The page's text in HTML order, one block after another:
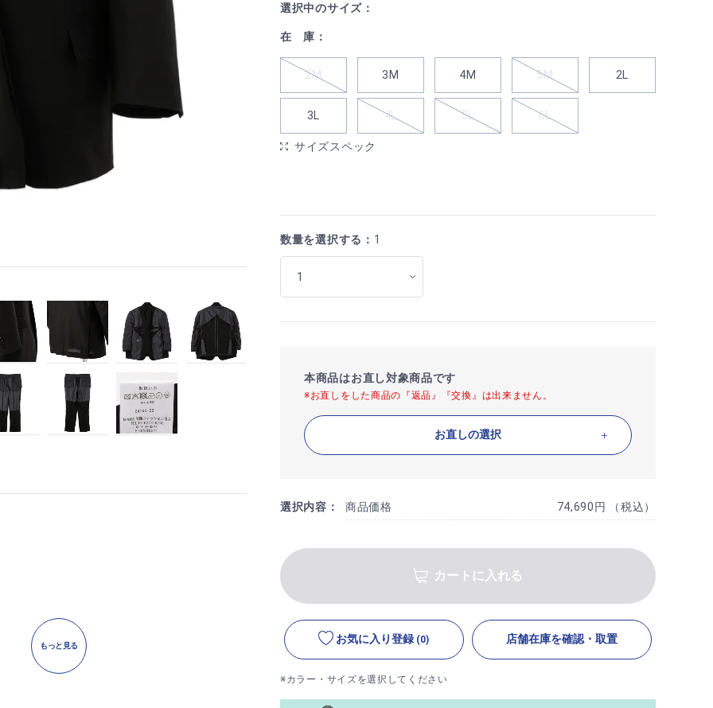
もっと見る
選択中のサイズ：
在 庫：
2M 3M 4M 5M 2L
3L 4L 5L 6L
サイズスペック
数量を選択する： 1
本商品はお直し対象商品です
※お直しをした商品の『返品』『交換』は出来ません。
お直しの選択
選択内容： 商品価格 74,690円 （税込）
カートに入れる
お気に入り登録 (0) 店舗在庫を確認・取置
※カラー・サイズを選択してください